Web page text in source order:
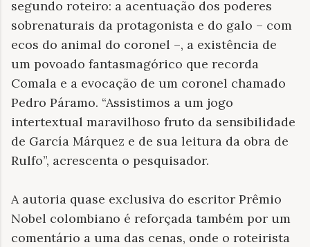
segundo roteiro: a acentuação dos poderes
sobrenaturais da protagonista e do galo – com
ecos do animal do coronel –, a existência de
um povoado fantasmagórico que recorda
Comala e a evocação de um coronel chamado
Pedro Páramo. “Assistimos a um jogo
intertextual maravilhoso fruto da sensibilidade
de García Márquez e de sua leitura da obra de
Rulfo”, acrescenta o pesquisador.
A autoria quase exclusiva do escritor Prêmio
Nobel colombiano é reforçada também por um
comentário a uma das cenas, onde o roteirista